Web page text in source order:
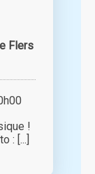
Flers
!
: [...]